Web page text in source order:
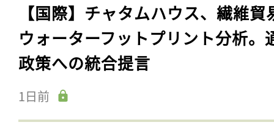
【国際】チャタムハウス、繊維貿
ウォーターフットプリント分析。
政策への統合提言
1日前